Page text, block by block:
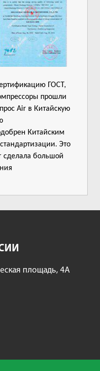
ГОСТ,
прошли
Air в Китайскую
Китайским
Это
сделала большой
площадь, 4А